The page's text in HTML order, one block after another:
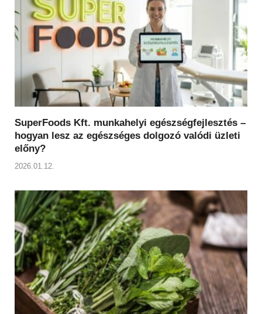
SuperFoods Kft. munkahelyi egészségfejlesztés –
hogyan lesz az egészséges dolgozó valódi üzleti
előny?
2026.01.12.